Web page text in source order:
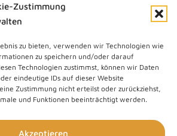
Zustimmung
zu bieten, verwenden wir Technologien wie
zu speichern und/oder darauf
Technologien zustimmst, können wir Daten
eindeutige IDs auf dieser Website
Zustimmung nicht erteilst oder zurückziehst,
und Funktionen beeinträchtigt werden.
Akzeptieren
Cookie-Richtlinie (EU)